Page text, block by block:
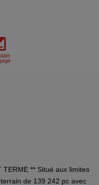
TERME ** Situé aux limites
de 139 242 pc avec